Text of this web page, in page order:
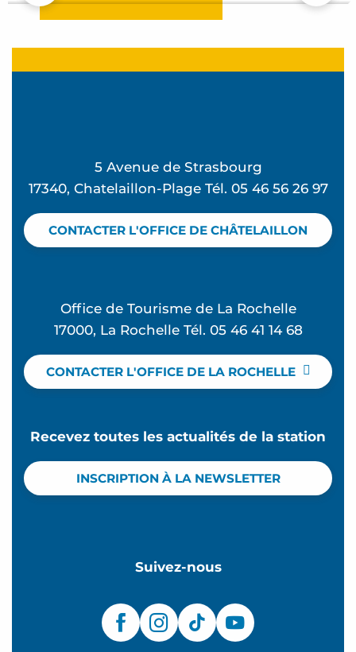
5 Avenue de Strasbourg
17340, Chatelaillon-Plage Tél. 05 46 56 26 97
CONTACTER L'OFFICE DE CHÂTELAILLON
Office de Tourisme de La Rochelle
17000, La Rochelle Tél. 05 46 41 14 68
CONTACTER L'OFFICE DE LA ROCHELLE
Recevez toutes les actualités de la station
INSCRIPTION À LA NEWSLETTER
Suivez-nous